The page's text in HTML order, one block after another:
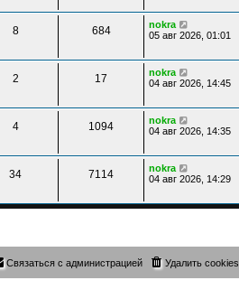
8 684
nokra
05 авг 2026, 01:01
2 17
nokra
04 авг 2026, 14:45
4 1094
nokra
04 авг 2026, 14:35
34 7114
nokra
04 авг 2026, 14:29
Удалить cookies
Связаться с администрацией